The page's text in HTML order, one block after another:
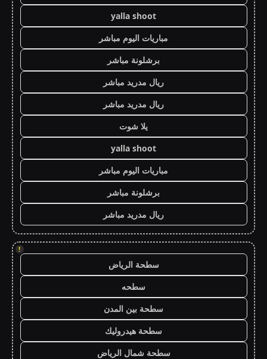
yalla shoot
مباريات اليوم مباشر
برشلونة مباشر
ريال مدريد مباشر
ريال مدريد مباشر
يلا شوت
yalla shoot
مباريات اليوم مباشر
برشلونة مباشر
ريال مدريد مباشر
!
سطحة الرياض
سطحه
سطحة بين المدن
سطحة هيدروليك
سطحة شمال الرياض